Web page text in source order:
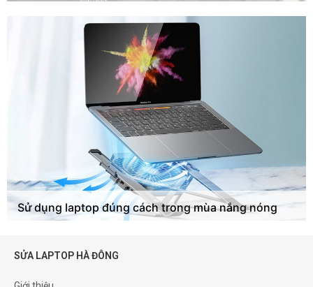
Sử dụng laptop đúng cách trong mùa nắng nóng
SỬA LAPTOP HÀ ĐÔNG